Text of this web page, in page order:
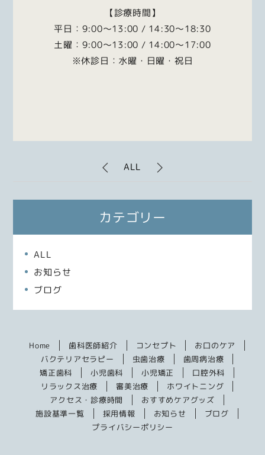
【診療時間】
平日：9:00～13:00 / 14:30～18:30
土曜：9:00～13:00 / 14:00～17:00
※休診日：水曜・日曜・祝日
ALL
カテゴリー
ALL
お知らせ
ブログ
Home 歯科医師紹介 コンセプト
お口のケア
バクテリアセラピー
虫歯治療
歯周病治療
矯正歯科
小児歯科 小児矯正
口腔外科
リラックス治療
審美治療
ホワイトニング
アクセス・診療時間
おすすめケアグッズ
施設基準一覧
採用情報 お知らせ
ブログ
プライバシーポリシー